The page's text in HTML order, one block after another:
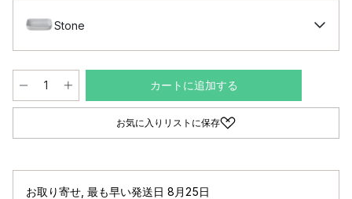
Stone
カートに追加する
お気に入りリストに保存
お取り寄せ 最も早い発送日 8月25日